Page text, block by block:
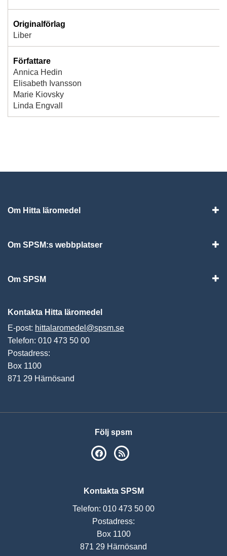
Originalförlag
Liber
Författare
Annica Hedin
Elisabeth Ivansson
Marie Kiovsky
Linda Engvall
Om Hitta läromedel
Om SPSM:s webbplatser
Om SPSM
Kontakta Hitta läromedel
E-post: hittalaromedel@spsm.se
Telefon: 010 473 50 00
Postadress:
Box 1100
871 29 Härnösand
Följ spsm
SPSM på Facebook
Kontakta SPSM
Telefon: 010 473 50 00
Postadress:
Box 1100
871 29 Härnösand